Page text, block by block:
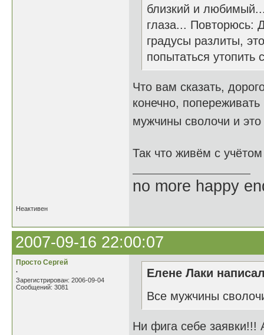
близкий и
глаза... Повторюсь:
градусы разлиты,
попытаться утопить
Что вам сказать,
конечно,
мужчины сволочи и
Так что живём с
no more happy
Неактивен
2007-09-16 22:00:07
Просто Сергей
.
Зарегистрирован: 2006-09-04
Сообщений: 3081
Елене Лаки
Все мужчины
Ни фига себе заявки!!!